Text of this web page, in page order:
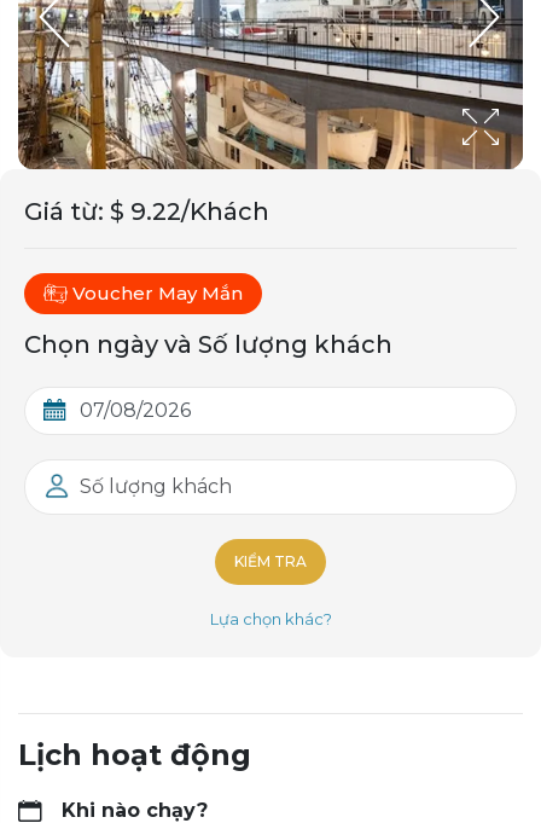
Giá từ: $ 9.22/Khách
Voucher May Mắn
Chọn ngày và Số lượng khách
Số lượng khách
KIỂM TRA
Lựa chọn khác?
Lịch hoạt động
Khi nào chạy?